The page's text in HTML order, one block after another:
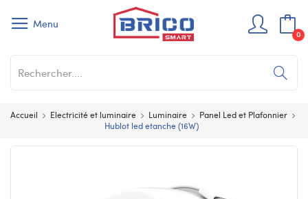
Menu
0
Accueil Electricité et luminaire Luminaire
Panel Led et Plafonnier
Hublot led etanche (16W)